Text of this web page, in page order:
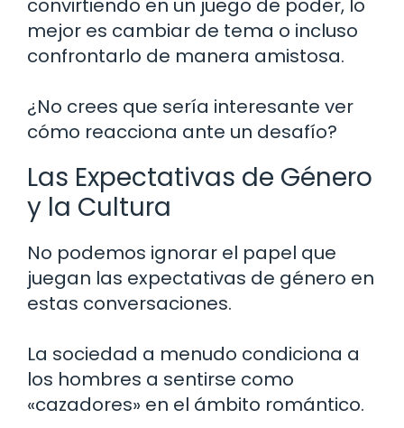
convirtiendo en un juego de poder, lo
mejor es cambiar de tema o incluso
confrontarlo de manera amistosa.
¿No crees que sería interesante ver
cómo reacciona ante un desafío?
Las Expectativas de Género
y la Cultura
No podemos ignorar el papel que
juegan las expectativas de género en
estas conversaciones.
La sociedad a menudo condiciona a
los hombres a sentirse como
«cazadores» en el ámbito romántico.